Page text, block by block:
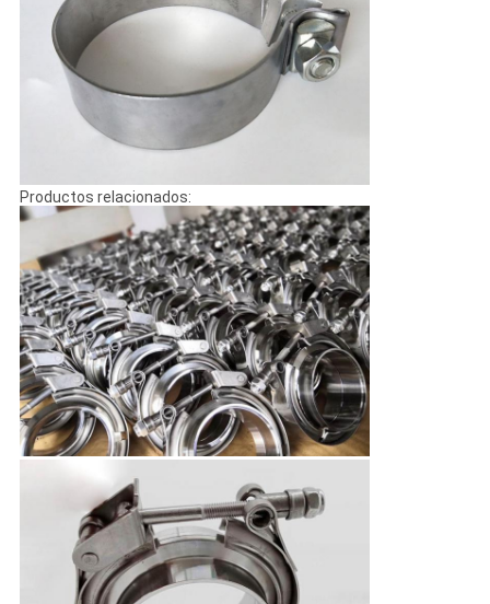
Productos relacionados: